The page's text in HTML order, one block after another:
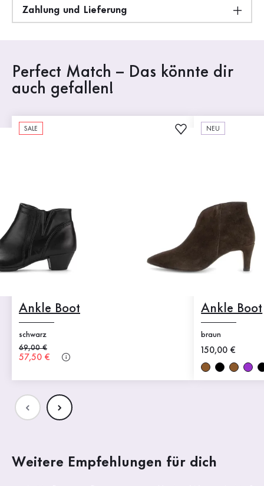
Zahlung und Lieferung
Perfect Match – Das könnte dir
auch gefallen!
SALE
Ankle Boot
schwarz
Alter Preis
69,00 €
Neuer Preis
57,50 €
NEU
Ankle Boot
braun
Neuer Preis
150,00 €
Weitere Empfehlungen für dich